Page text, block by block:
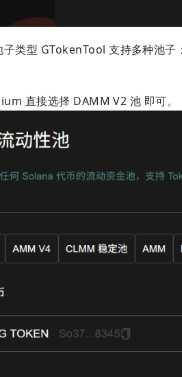
子类型 GTokenTool 支持多种池
直接选择 DAMM V2 池 即可。